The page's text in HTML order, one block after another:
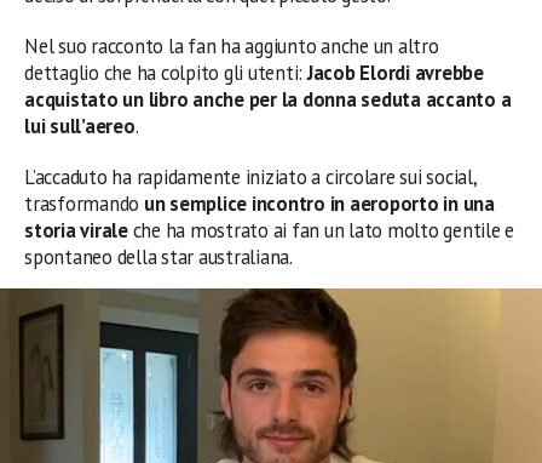
Nel suo racconto la fan ha aggiunto anche un altro
dettaglio che ha colpito gli utenti:Jacob Elordi avrebbe
acquistato un libro anche per la donna seduta accanto a
lui sull’aereo.
L’accaduto ha rapidamente iniziato a circolare sui social,
trasformando un semplice incontro in aeroporto in una
storia viraleche ha mostrato ai fan un lato molto gentile e
spontaneo della star australiana.